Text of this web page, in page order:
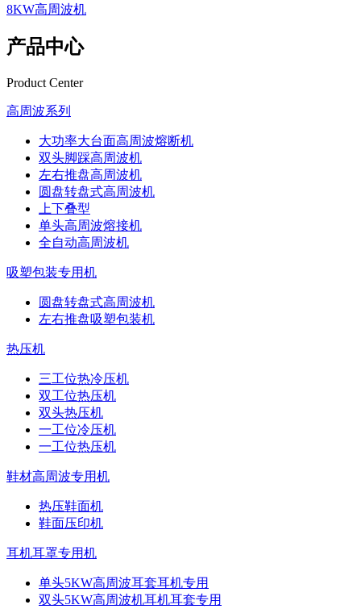
8KW高周波机
产品中心
Product Center
高周波系列
大功率大台面高周波熔断机
双头脚踩高周波机
左右推盘高周波机
圆盘转盘式高周波机
上下叠型
单头高周波熔接机
全自动高周波机
吸塑包装专用机
圆盘转盘式高周波机
左右推盘吸塑包装机
热压机
三工位热冷压机
双工位热压机
双头热压机
一工位冷压机
一工位热压机
鞋材高周波专用机
热压鞋面机
鞋面压印机
耳机耳罩专用机
单头5KW高周波耳套耳机专用
双头5KW高周波机耳机耳套专用